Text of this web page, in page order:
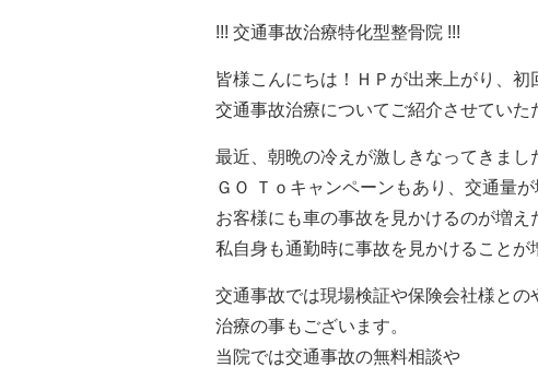
!!! 交通事故治療特化型整骨院 !!!
皆様こんにちは！ＨＰが出来上がり、初
交通事故治療についてご紹介させていた
最近、朝晩の冷えが激しきなってきまし
ＧＯ Ｔｏキャンペーンもあり、交通量が
お客様にも車の事故を見かけるのが増え
私自身も通勤時に事故を見かけることが
交通事故では現場検証や保険会社様との
治療の事もございます。
当院では交通事故の無料相談や